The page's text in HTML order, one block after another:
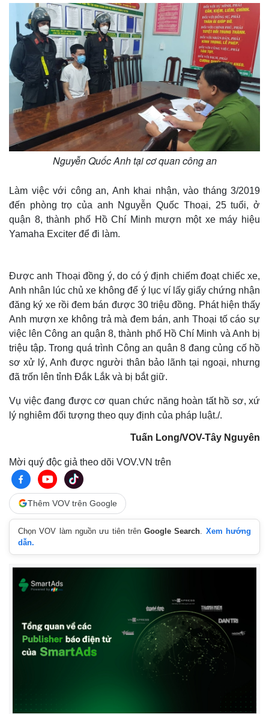
Cuộc sống đó đây
Hồ sơ
Ảnh
E-Magazine
Infographic
Nguyễn Quốc Anh tại cơ quan công an
Làm việc với công an, Anh khai nhận, vào tháng 3/2019
đến phòng trọ của anh Nguyễn Quốc Thoại, 25 tuổi, ở
quận 8, thành phố Hồ Chí Minh mượn một xe máy hiệu
Yamaha Exciter để đi làm.
Được anh Thoại đồng ý, do có ý định chiếm đoạt chiếc xe,
Anh nhân lúc chủ xe không để ý lục ví lấy giấy chứng nhận
đăng ký xe rồi đem bán được 30 triệu đồng. Phát hiện thấy
Anh mượn xe không trả mà đem bán, anh Thoại tố cáo sự
việc lên Công an quận 8, thành phố Hồ Chí Minh và Anh bị
triệu tập. Trong quá trình Công an quân 8 đang củng cố hồ
sơ xử lý, Anh được người thân bảo lãnh tại ngoại, nhưng
đã trốn lên tỉnh Đắk Lắk và bị bắt giữ.
Vụ việc đang được cơ quan chức năng hoàn tất hồ sơ, xứ
lý nghiêm đối tượng theo quy định của pháp luật./.
Tuấn Long/VOV-Tây Nguyên
Mời quý độc giả theo dõi VOV.VN trên
Thêm VOV trên Google
Chọn VOV làm nguồn ưu tiên trênGoogle Search
Xem hướng
dẫn.